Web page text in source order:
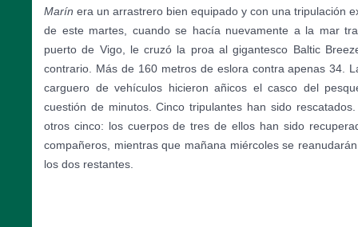
Marín era un arrastrero bien equipado y con una tripulación
de este martes, cuando se hacía nuevamente a la mar
puerto de Vigo, le cruzó la proa al gigantesco Baltic
contrario. Más de 160 metros de eslora contra apenas 34.
carguero de vehículos hicieron añicos el casco del
cuestión de minutos. Cinco tripulantes han sido
otros cinco: los cuerpos de tres de ellos han sido
compañeros, mientras que mañana miércoles se
los dos restantes.